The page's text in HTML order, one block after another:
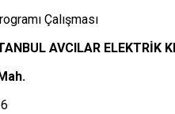
Çalışması
AVCILAR ELEKTRİK